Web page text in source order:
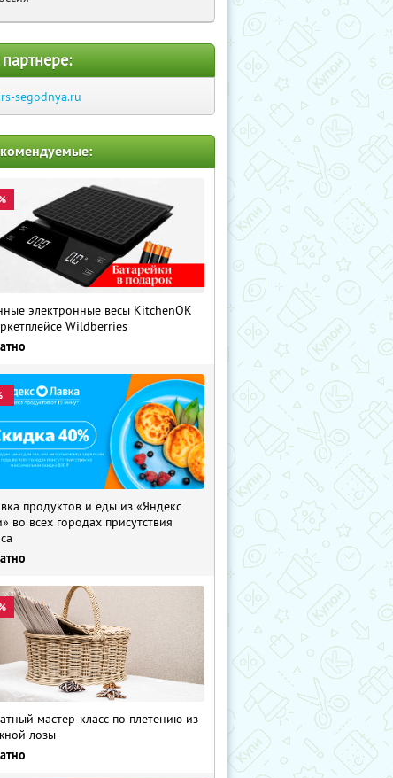
segodnya.ru
электронные весы KitchenOK
Wildberries
продуктов и еды из «Яндекс
во всех городах присутствия
мастер-класс по плетению из
лозы